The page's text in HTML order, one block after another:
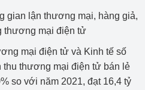
mại điện tử và Kinh tế số
thu thương mại điện tử bán lẻ
so với năm 2021, đạt 16,4 tỷ